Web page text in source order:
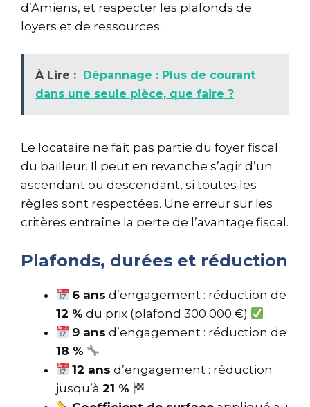
d’Amiens, et respecter les plafonds de
loyers et de ressources.
À Lire : Dépannage : Plus de courant
dans une seule pièce, que faire ?
Le locataire ne fait pas partie du foyer fiscal
du bailleur. Il peut en revanche s’agir d’un
ascendant ou descendant, si toutes les
règles sont respectées. Une erreur sur les
critères entraîne la perte de l’avantage fiscal.
Plafonds, durées et réduction
6 ans d’engagement : réduction de
12 % du prix (plafond 300 000 €)
9 ans d’engagement : réduction de
18 %
12 ans d’engagement : réduction
jusqu’à 21 %